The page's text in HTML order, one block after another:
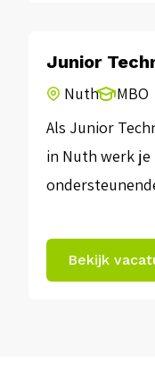
Junior
Nuth
MBO
Als Junior
in Nuth werk je
Technician bij
werk je in een
Bekijk